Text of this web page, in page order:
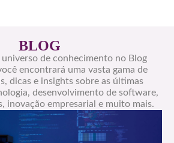
BLOG
universo de conhecimento no Blog
encontrará uma vasta gama de
dicas e insights sobre as últimas
desenvolvimento de software,
inovação empresarial e muito mais.